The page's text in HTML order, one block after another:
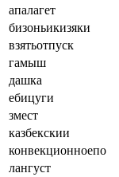
апалагет
бизоньикизяки
взятьотпуск
гамыш
дашка
ебицуги
змест
казбекскии
конвекционноепо
лангуст